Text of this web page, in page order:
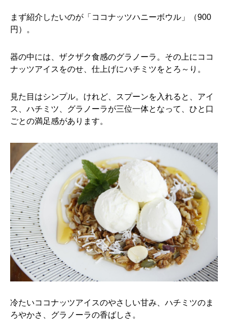
まず紹介したいのが「ココナッツハニーボウル」（900
円）。
器の中には、ザクザク食感のグラノーラ。その上にココ
ナッツアイスをのせ、仕上げにハチミツをとろ～り。
見た目はシンプル。けれど、スプーンを入れると、アイ
ス、ハチミツ、グラノーラが三位一体となって、ひと口
ごとの満足感があります。
冷たいココナッツアイスのやさしい甘み、ハチミツのま
ろやかさ、グラノーラの香ばしさ。